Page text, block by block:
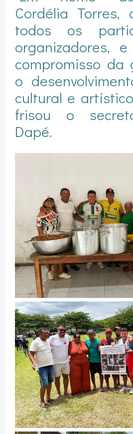
Cordélia Torres,
todos os
organizadores,
compromisso da
o
cultural e
frisou o
Dapé.